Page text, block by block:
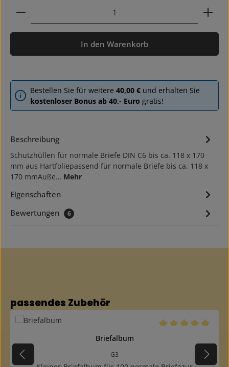
Produkt Anzahl: Gib den gewünschten Wert ein
In den Warenkorb
Bestellen Sie für weitere 40,00 € und erhalten Sie
kostenloser Bonus ab 40,- Euro gratis!
Beschreibung
Schutzhüllen für normale Briefe DIN C6 bis ca. 118 x 170
mm aus Hartfoliepassend für normale Briefe bis ca. 118 x
170 mmAuße… Mehr
Eigenschaften
Bewertungen
6
Produktgalerie überspringen
passendes Zubehör
Briefalbum
G3